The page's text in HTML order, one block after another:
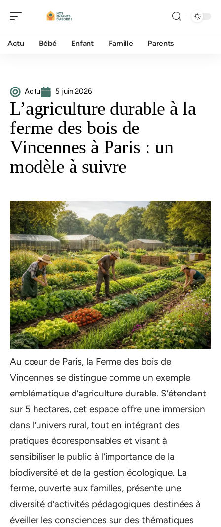
Actu Bébé Enfant Famille Parents
Actu 5 juin 2026
L’agriculture durable à la
ferme des bois de
Vincennes à Paris : un
modèle à suivre
Au cœur de Paris, la Ferme des bois de
Vincennes se distingue comme un exemple
emblématique d’agriculture durable. S’étendant
sur 5 hectares, cet espace offre une immersion
dans l’univers rural, tout en intégrant des
pratiques écoresponsables et visant à
sensibiliser le public à l’importance de la
biodiversité et de la gestion écologique. La
ferme, ouverte aux familles, présente une
diversité d’activités pédagogiques destinées à
éveiller les consciences sur des thématiques